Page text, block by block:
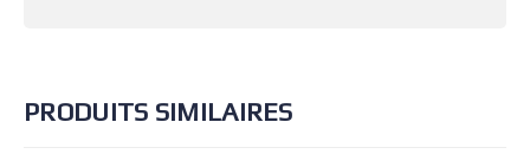
PRODUITS SIMILAIRES